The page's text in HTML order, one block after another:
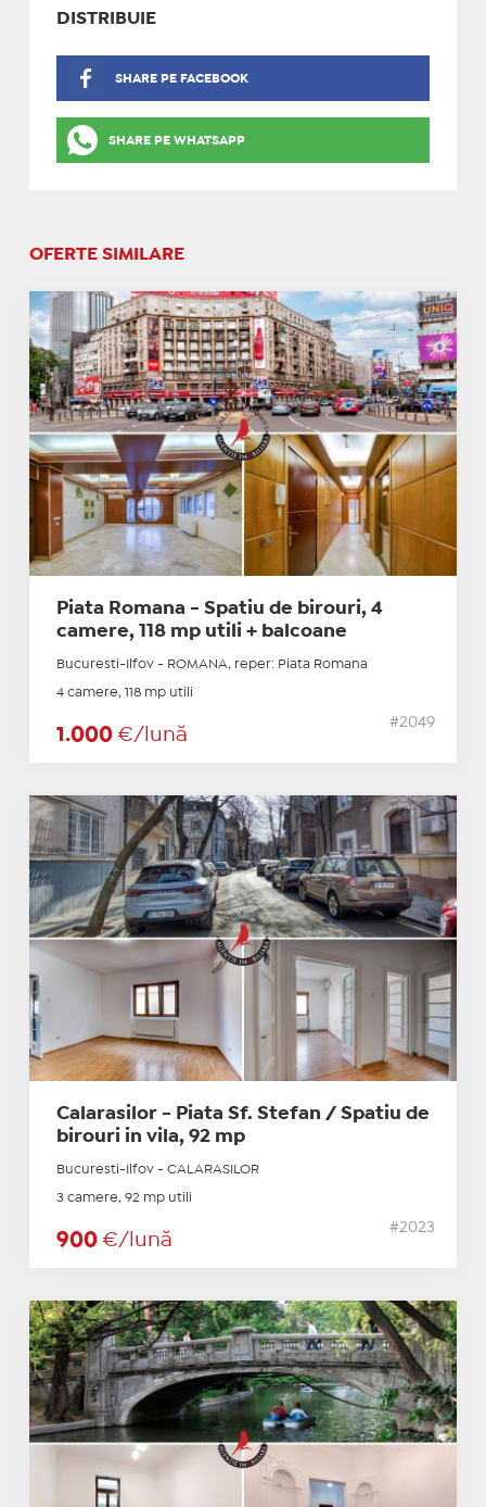
DISTRIBUIE
SHARE PE FACEBOOK
SHARE PE WHATSAPP
OFERTE SIMILARE
Piata Romana - Spatiu de birouri, 4
camere, 118 mp utili + balcoane
Bucuresti-Ilfov - ROMANA, reper: Piata Romana
4 camere, 118 mp utili
1.000 €/lună
#2049
Calarasilor - Piata Sf. Stefan / Spatiu de
birouri in vila, 92 mp
Bucuresti-Ilfov - CALARASILOR
3 camere, 92 mp utili
900 €/lună
#2023